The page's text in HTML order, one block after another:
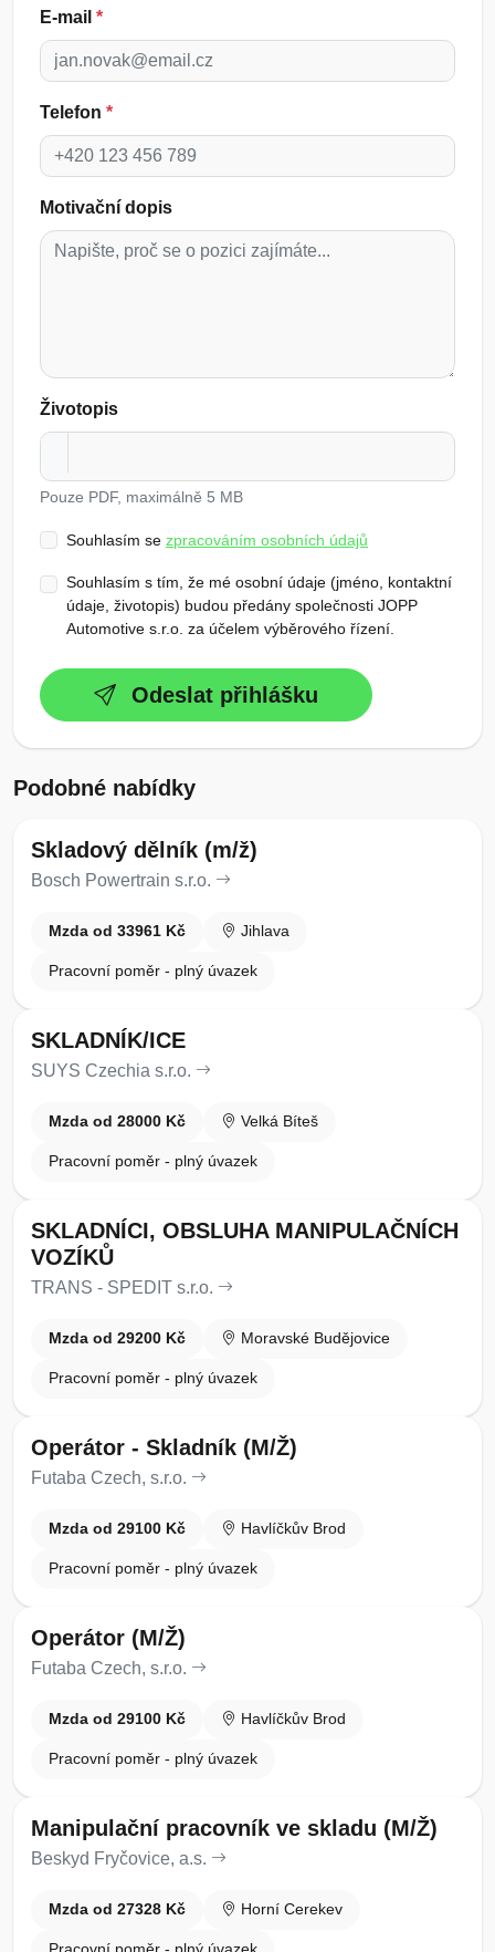
E-mail *
Telefon *
Motivační dopis
Životopis
Pouze PDF, maximálně 5 MB
Souhlasím se zpracováním osobních údajů
Souhlasím s tím, že mé osobní údaje (jméno, kontaktní
údaje, životopis) budou předány společnosti JOPP
Automotive s.r.o. za účelem výběrového řízení.
Odeslat přihlášku
Podobné nabídky
Skladový dělník (m/ž)
Bosch Powertrain s.r.o.
Mzda od 33961 Kč Jihlava
Pracovní poměr - plný úvazek
SKLADNÍK/ICE
SUYS Czechia s.r.o.
Mzda od 28000 Kč Velká Bíteš
Pracovní poměr - plný úvazek
SKLADNÍCI, OBSLUHA MANIPULAČNÍCH
VOZÍKŮ
TRANS - SPEDIT s.r.o.
Mzda od 29200 Kč Moravské Budějovice
Pracovní poměr - plný úvazek
Operátor - Skladník (M/Ž)
Futaba Czech, s.r.o.
Mzda od 29100 Kč Havlíčkův Brod
Pracovní poměr - plný úvazek
Operátor (M/Ž)
Futaba Czech, s.r.o.
Mzda od 29100 Kč Havlíčkův Brod
Pracovní poměr - plný úvazek
Manipulační pracovník ve skladu (M/Ž)
Beskyd Fryčovice, a.s.
Mzda od 27328 Kč Horní Cerekev